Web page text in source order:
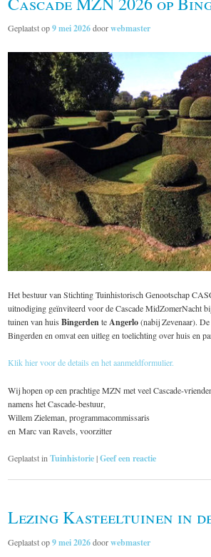
Geplaatst op9 mei 2026doorwebmaster
Het bestuur van Stichting Tuinhistorisch Genootschap
uitnodiging geïnviteerd voor de Cascade MidZomerNacht
tuinen van huis BingerdenteAngerlo(nabij Zevenaar).
Bingerden en omvat een uitleg en toelichting over huis en
Klik hier voor de details en het aanmeldformulier.
Wij hopen op een prachtige MZN met veel Cascade-
namens het Cascade-bestuur,
Willem Zieleman, programmacommissaris
en Marc van Ravels, voorzitter
Geplaatst inTuinhistorie|Geef een reactie
Lezing Kasteeltuinen in
Geplaatst op9 mei 2026doorwebmaster